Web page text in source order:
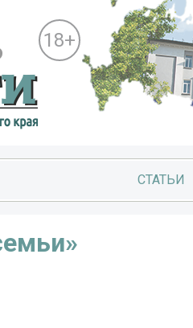
18+
СТАТЬИ